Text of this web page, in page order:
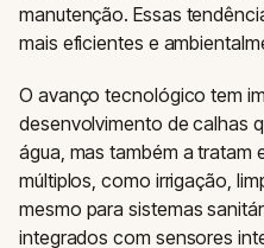
manutenção. Essas
mais eficientes e
O avanço tecnológico tem
desenvolvimento de calhas
água, mas também a tratam
múltiplos, como irrigação,
mesmo para sistemas
integrados com sensores